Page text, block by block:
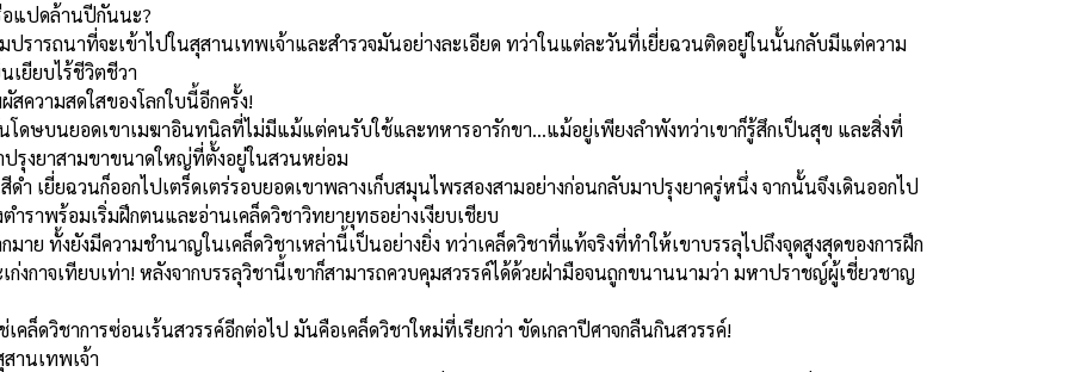
อแปดล้านปีกันนะ?
ารถนาที่จะเข้าไปในสุสานเทพเจ้าและสำรวจมันอย่างละเอียด ทว่าในแต่ละวันที่เยี่ยฉวนติดอยู่ในนั้นกลับมีแต่ความ
เยียบไร้ชีวิตชีวา
ความสดใสของโลกใบนี้อีกครั้ง!
นโดษบนยอดเขาเมฆาอินทนิลที่ไม่มีแม้แต่คนรับใช้และทหารอารักขา...แม้อยู่เพียงลำพังทว่าเขาก็รู้สึกเป็นสุข และสิ่งที่
ปรุงยาสามขาขนาดใหญ่ที่ตั้งอยู่ในสวนหย่อม
ำ เยี่ยฉวนก็ออกไปเตร็ดเตร่รอบยอดเขาพลางเก็บสมุนไพรสองสามอย่างก่อนกลับมาปรุงยาครู่หนึ่ง จากนั้นจึงเดินออกไป
ราพร้อมเริ่มฝึกตนและอ่านเคล็ดวิชาวิทยายุทธอย่างเงียบเชียบ
าย ทั้งยังมีความชำนาญในเคล็ดวิชาเหล่านี้เป็นอย่างยิ่ง ทว่าเคล็ดวิชาที่แท้จริงที่ทำให้เขาบรรลุไปถึงจุดสูงสุดของการฝึก
งกาจเทียบเท่า! หลังจากบรรลุวิชานี้เขาก็สามารถควบคุมสวรรค์ได้ด้วยฝ่ามือจนถูกขนานนามว่า มหาปราชญ์ผู้เชี่ยวชาญ
คล็ดวิชาการซ่อนเร้นสวรรค์อีกต่อไป มันคือเคล็ดวิชาใหม่ที่เรียกว่า ขัดเกลาปีศาจกลืนกินสวรรค์!
านเทพเจ้า